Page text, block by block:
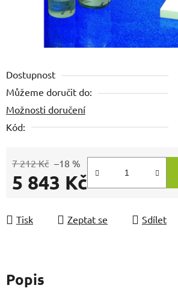
Dostupnost
Můžeme doručit do:
Možnosti doručení
Kód:
7 212 Kč –18 %
5 843 Kč
Tisk Zeptat se Sdílet
Popis